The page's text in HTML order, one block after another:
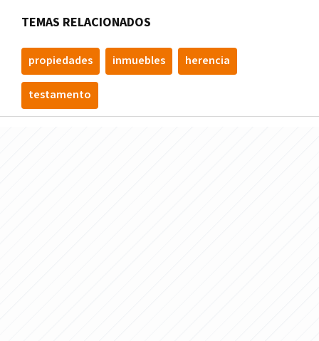
TEMAS RELACIONADOS
propiedades inmuebles herencia
testamento